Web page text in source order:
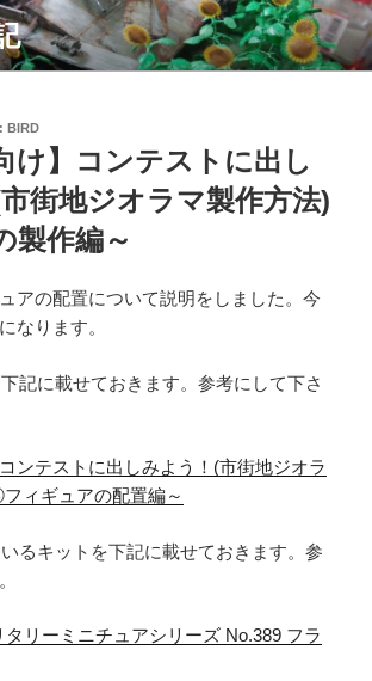
BIRD
け】コンテストに出し
街地ジオラマ製作方法)
製作編～
アの配置について説明をしました。今
なります。
記に載せておきます。参考にして下さ
ンテストに出しみよう！(市街地ジオラ
ィギュアの配置編～
るキットを下記に載せておきます。参
タリーミニチュアシリーズ No.389 フラ